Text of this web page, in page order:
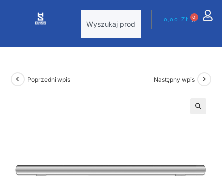
0,00ZŁ 0
Poprzedni wpis Następny wpis